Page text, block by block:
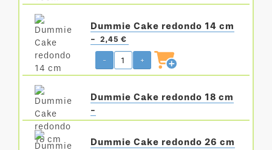
Dummie Cake redondo 14 cm
-
2,45 €
- +
Dummie Cake redondo 18 cm
-
Dummie Cake redondo 26 cm